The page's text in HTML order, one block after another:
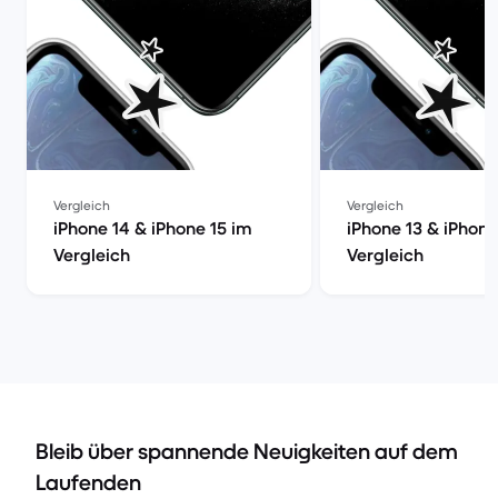
Vergleich
iPhone 14 & iPhone 15 im
Vergleich
Vergleich
iPhone 13 &
Vergleich
Bleib über spannende Neuigkeiten auf dem
Laufenden